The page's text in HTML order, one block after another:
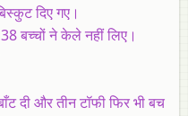
दिए गए।
बच्चों ने केले नहीं लिए।
दी और तीन टॉफी फिर भी बच